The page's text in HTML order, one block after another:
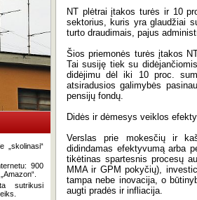
„skolinasi“
900
sutrikusi
NT plėtrai įtakos turės ir 10
sektorius, kuris yra glaudžiai
turto draudimais, pajus
Šios priemonės turės įtakos
Tai susiję tiek su
didėjimu dėl iki 10 proc.
atsiradusios galimybės
pensijų fondų.
Didės ir dėmesys veiklos
Verslas prie mokesčių ir
didindamas efektyvumą arba
tikėtinas spartesnis procesų
MMA ir GPM pokyčių),
tampa nebe inovacija, o
augti pradės ir infliacija.